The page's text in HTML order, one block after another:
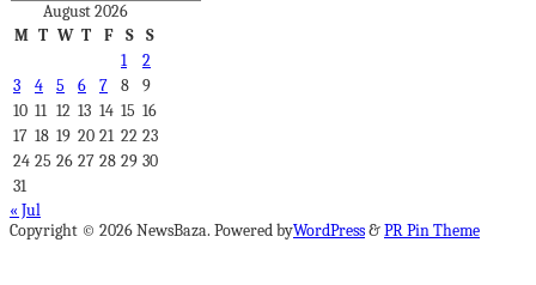
August 2026
M T W T F S
S
1
2
3
4 5 6 7 8
9
10 11 12 13 14 15 16
17 18 19 20 21 22 23
24 25 26 27 28 29 30
31
« Jul
Copyright © 2026 NewsBaza. Powered byWordPress&PR Pin Theme